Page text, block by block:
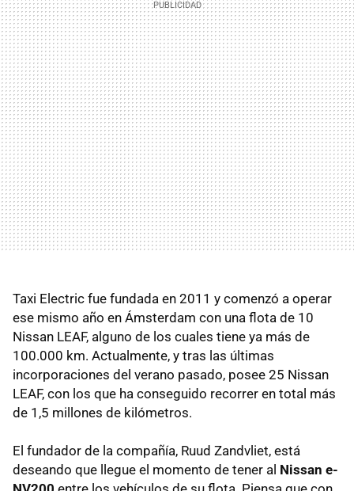
Taxi Electric fue fundada en 2011 y comenzó a operar
ese mismo año en Ámsterdam con una flota de 10
Nissan LEAF, alguno de los cuales tiene ya más de
100.000 km. Actualmente, y tras las últimas
incorporaciones del verano pasado, posee 25 Nissan
LEAF, con los que ha conseguido recorrer en total más
de 1,5 millones de kilómetros.
El fundador de la compañía, Ruud Zandvliet, está
deseando que llegue el momento de tener al Nissan e-